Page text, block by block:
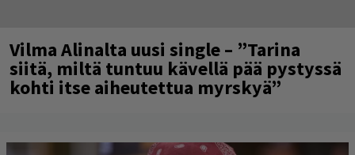
Vilma Alinalta uusi single – ”Tarina
siitä, miltä tuntuu kävellä pää pystyssä
kohti itse aiheutettua myrskyä”